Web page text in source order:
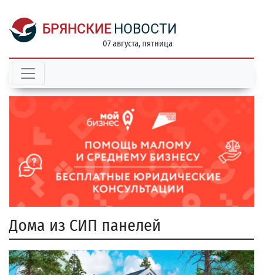
БРЯНСКИЕ НОВОСТИ
07 августа, пятница
Дома из СИП панелей